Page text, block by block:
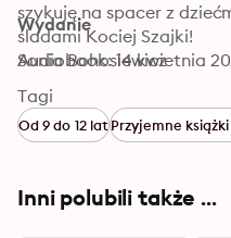
szykuję na spacer z
śladami Kociej Szajki!
Sonia Bohosiewicz
Wydanie
Audiobook: 14 kwietnia
Tagi
Od 9 do 12 latPrzyjemne
Inni polubili także ...